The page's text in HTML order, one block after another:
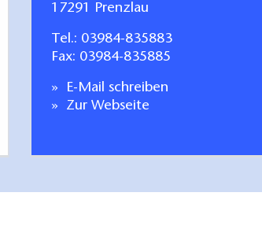
Jetzt ansehen/bestellen
17291 Prenzlau
Tel.: 03984-835883
Fax: 03984-835885
E-Mail schreiben
Zur Webseite